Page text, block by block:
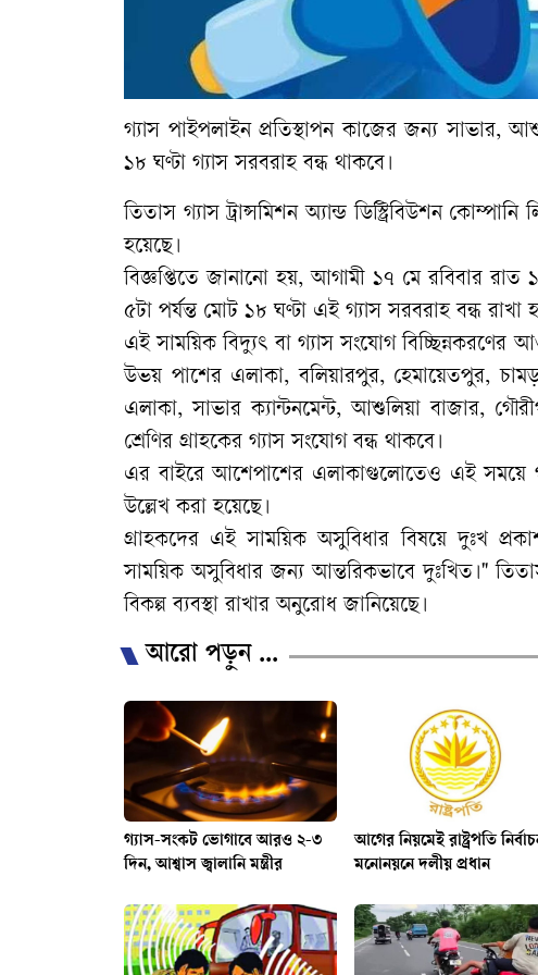
গ্যাস পাইপলাইন প্রতিস্থাপন কাজের জন্য সাভার,
১৮ ঘণ্টা গ্যাস সরবরাহ বন্ধ থাকবে।
তিতাস গ্যাস ট্রান্সমিশন অ্যান্ড ডিস্ট্রিবিউশন
হয়েছে।
বিজ্ঞপ্তিতে জানানো হয়, আগামী ১৭ মে রবিবার
৫টা পর্যন্ত মোট ১৮ ঘণ্টা এই গ্যাস সরবরাহ বন্ধ রাখা
​এই সাময়িক বিদ্যুৎ বা গ্যাস সংযোগ
উভয় পাশের এলাকা, বলিয়ারপুর, হেমায়েতপুর,
এলাকা, সাভার ক্যান্টনমেন্ট, আশুলিয়া বাজার,
শ্রেণির গ্রাহকের গ্যাস সংযোগ বন্ধ থাকবে।
এর বাইরে আশেপাশের এলাকাগুলোতেও এই সময়ে
উল্লেখ করা হয়েছে।
গ্রাহকদের এই সাময়িক অসুবিধার বিষয়ে দুঃখ
সাময়িক অসুবিধার জন্য আন্তরিকভাবে দুঃখিত।"
বিকল্প ব্যবস্থা রাখার অনুরোধ জানিয়েছে।
আরো পড়ুন ...
গ্যাস-সংকট ভোগাবে আরও ২-৩
দিন, আশ্বাস জ্বালানি মন্ত্রীর
আগের নিয়মেই রাষ্ট্রপতি
মনোনয়নে দলীয় প্রধান